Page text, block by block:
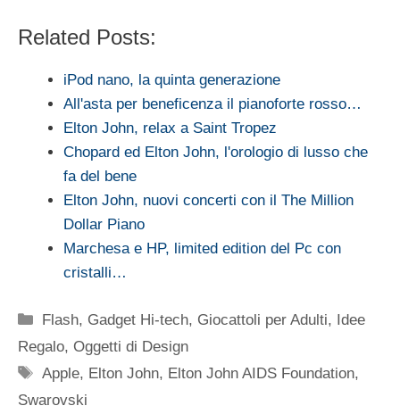
Related Posts:
iPod nano, la quinta generazione
All'asta per beneficenza il pianoforte rosso…
Elton John, relax a Saint Tropez
Chopard ed Elton John, l'orologio di lusso che
fa del bene
Elton John, nuovi concerti con il The Million
Dollar Piano
Marchesa e HP, limited edition del Pc con
cristalli…
Categorie
Flash, Gadget Hi-tech, Giocattoli per Adulti, Idee
Regalo, Oggetti di Design
Tag
Apple, Elton John, Elton John AIDS Foundation,
Swarovski